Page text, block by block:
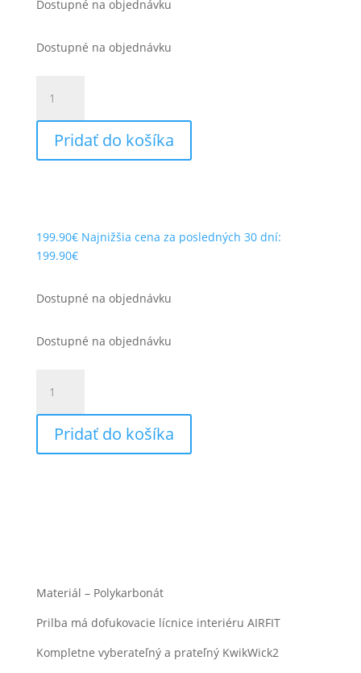
Dostupné na objednávku
Dostupné na objednávku
Scorpion
EXO-
EVO
Pridať do košíka
199.90€ Najnižšia cena za posledných 30 dní:
199.90€
Dostupné na objednávku
Dostupné na objednávku
Scorpion
EXO-
EVO
Pridať do košíka
Materiál – Polykarbonát
Prilba má dofukovacie lícnice interiéru AIRFIT
Kompletne vyberateľný a prateľný KwikWick2